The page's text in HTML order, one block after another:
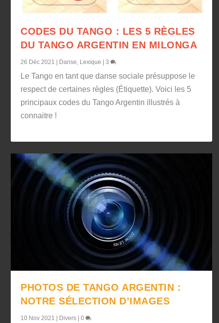
CODES DU TANGO : LES 5 RÈGLES
DU TANGO ARGENTIN EN MILONGA
26 Déc 2021 Danse, Lexique |3
Le Tango en tant que danse sociale présuppose le
respect de certaines règles (Étiquette). Voici les 5
principaux codes du Tango Argentin illustrés à
connaitre !
PHOTOS DE TANGO ARGENTIN :
NOTRE SÉLECTION D’IMAGES
10 Nov 2021 | Divers |0